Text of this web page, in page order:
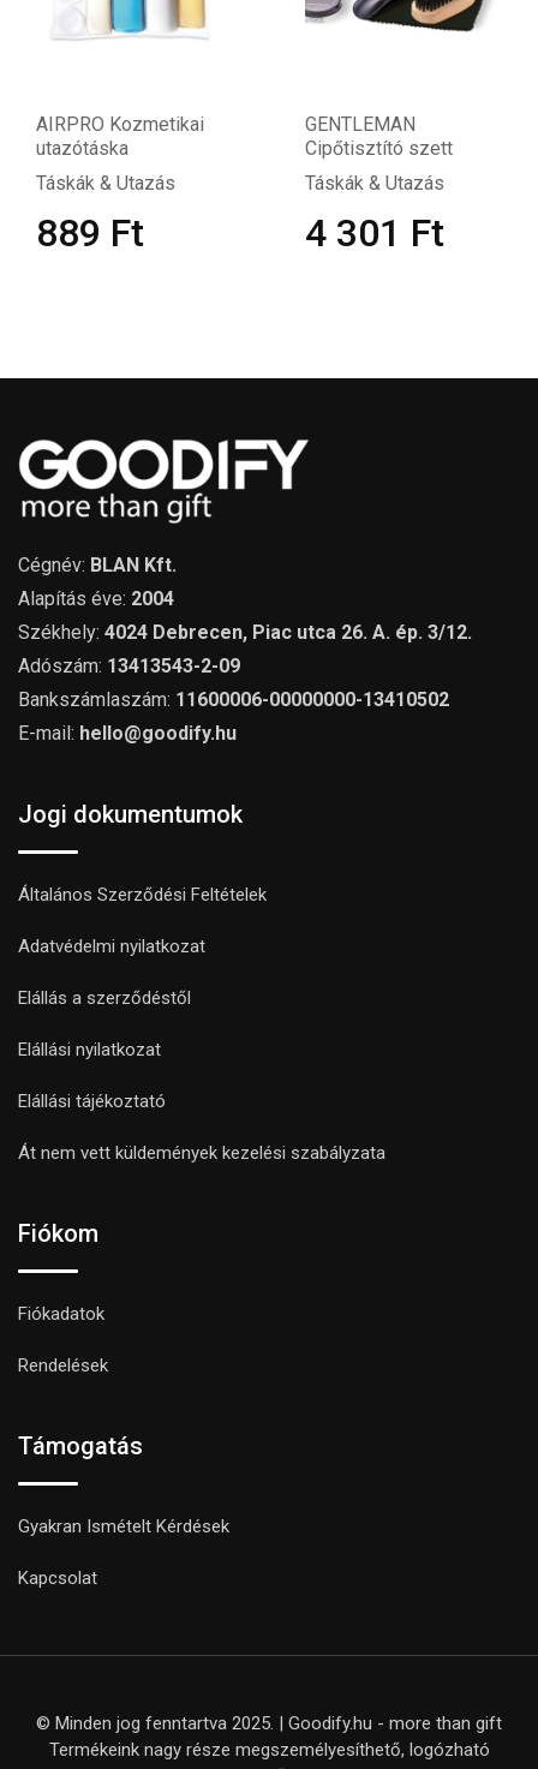
AIRPRO Kozmetikai
utazótáska
Táskák & Utazás
889 Ft
GENTLEMAN
Cipőtisztító szett
Táskák & Utazás
4 301 Ft
Cégnév: BLAN Kft.
Alapítás éve: 2004
Székhely: 4024 Debrecen, Piac utca 26. A. ép. 3/12.
Adószám: 13413543-2-09
Bankszámlaszám: 11600006-00000000-13410502
E-mail: hello@goodify.hu
Jogi dokumentumok
Általános Szerződési Feltételek
Adatvédelmi nyilatkozat
Elállás a szerződéstől
Elállási nyilatkozat
Elállási tájékoztató
Át nem vett küldemények kezelési szabályzata
Fiókom
Fiókadatok
Rendelések
Támogatás
Gyakran Ismételt Kérdések
Kapcsolat
© Minden jog fenntartva 2025. | Goodify.hu - more than gift
Termékeink nagy része megszemélyesíthető, logózható